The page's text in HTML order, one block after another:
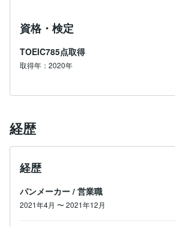
資格・検定
TOEIC785点取得
取得年：2020年
経歴
経歴
パンメーカー / 営業職
2021年4月 〜2021年12月